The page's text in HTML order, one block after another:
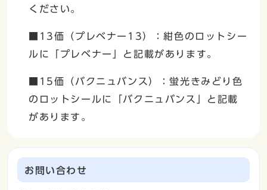
ください。
■13価（プレベナー13）：紺色のロットシー
ルに「プレベナー」と記載があります。
■15価（バクニュバンス）：蛍光きみどり色
のロットシールに「バクニュバンス」と記載
があります。
お問い合わせ